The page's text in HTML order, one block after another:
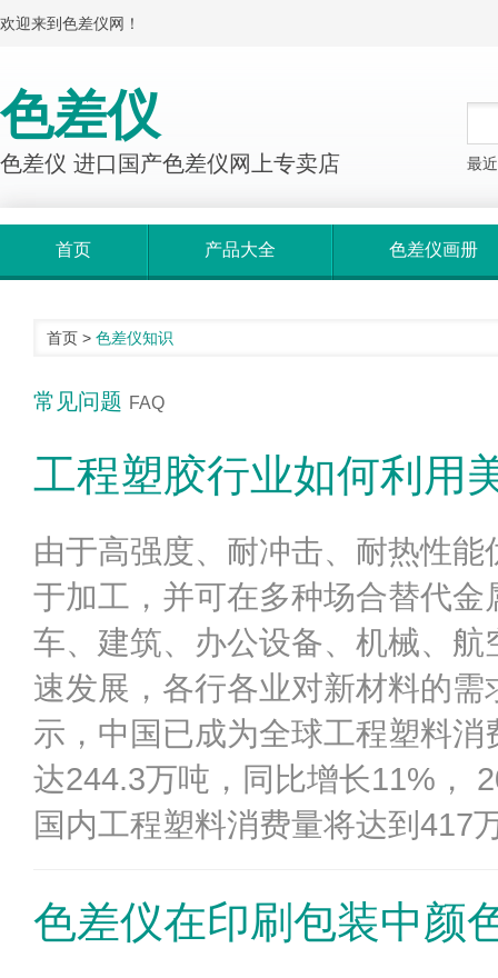
欢迎来到色差仪网！
色差仪
色差仪 进口国产色差仪网上专卖店 最
首页 产品大全 色差仪画册
首页 > 色差仪知识
常见问题 FAQ
工程塑胶行业如何利用
由于高强度、耐冲击、耐热性
于加工，并可在多种场合替代
车、建筑、办公设备、机械、
速发展，各行各业对新材料的
示，中国已成为全球工程塑料
达244.3万吨，同比增长11%，
国内工程塑料消费量将达到417
色差仪在印刷包装中颜